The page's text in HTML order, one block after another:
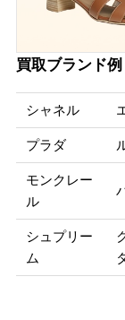
買取ブランド例
シャネル
プラダ
モンクレー
ル
シュプリー
ム